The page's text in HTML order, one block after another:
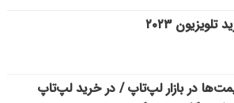
۲۰۲۳
در بازار لپ‌تاپ / در خرید لپ‌تاپ